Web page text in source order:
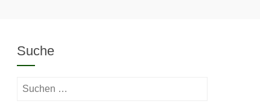
Suche
Suchen